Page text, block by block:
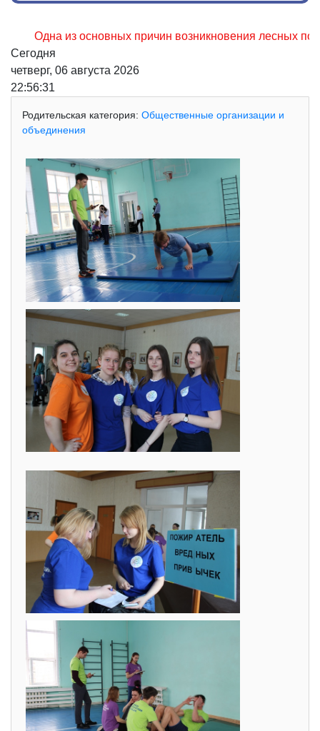
из основных причин возникновения лесных
Сегодня
четверг, 06 августа 2026
22:56:32
Родительская категория: Общественные организации и
объединения